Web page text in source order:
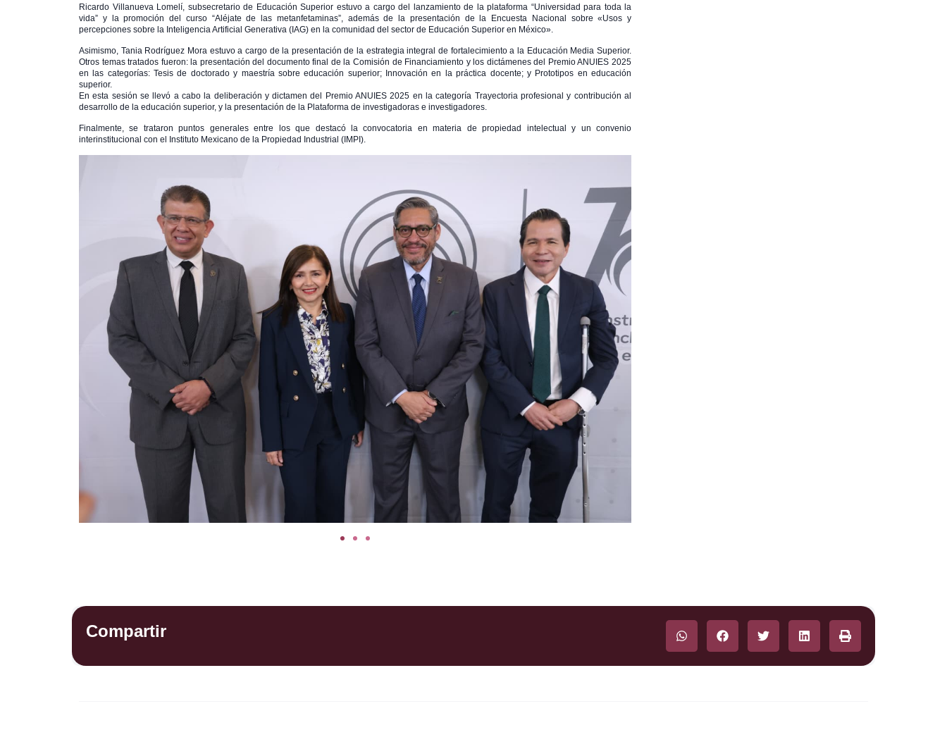
Ricardo Villanueva Lomelí, subsecretario de Educación Superior estuvo a cargo del lanzamiento de la plataforma “Universidad para toda la
vida” y la promoción del curso “Aléjate de las metanfetaminas”, además de la presentación de la Encuesta Nacional sobre «Usos y
percepciones sobre la Inteligencia Artificial Generativa (IAG) en la comunidad del sector de Educación Superior en México».
Asimismo, Tania Rodríguez Mora estuvo a cargo de la presentación de la estrategia integral de fortalecimiento a la Educación Media Superior.
Otros temas tratados fueron: la presentación del documento final de la Comisión de Financiamiento y los dictámenes del Premio ANUIES 2025
en las categorías: Tesis de doctorado y maestría sobre educación superior; Innovación en la práctica docente; y Prototipos en educación
superior.
En esta sesión se llevó a cabo la deliberación y dictamen del Premio ANUIES 2025 en la categoría Trayectoria profesional y contribución al
desarrollo de la educación superior, y la presentación de la Plataforma de investigadoras e investigadores.
Finalmente, se trataron puntos generales entre los que destacó la convocatoria en materia de propiedad intelectual y un convenio
interinstitucional con el Instituto Mexicano de la Propiedad Industrial (IMPI).
Compartir